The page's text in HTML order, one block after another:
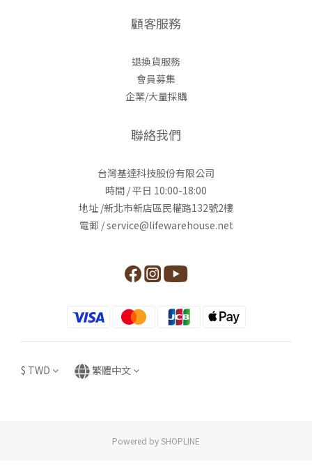
顧客服務
退換貨服務
會員募集
企業/大量採購
聯絡我們
台灣基達科技股份有限公司
時間 / 平日 10:00-18:00
地址 /新北市新店區民權路132號2樓
電郵 / service@lifewarehouse.net
$ TWD 繁體中文
Powered by SHOPLINE